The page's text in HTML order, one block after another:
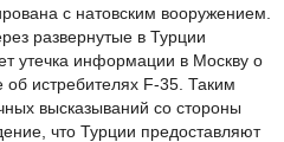
с натовским вооружением.
развернутые в Турции
утечка информации в Москву о
об истребителях F-35. Таким
высказываний со стороны
что Турции предоставляют